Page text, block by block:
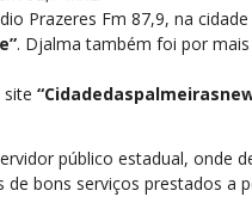
Prazeres Fm 87,9, na
. Djalma também foi por
público estadual, onde
de bons serviços prestados a